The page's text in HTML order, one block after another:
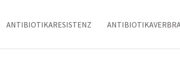
ANTIBIOTIKARESISTENZ